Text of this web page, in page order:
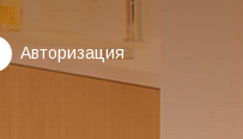
Авторизация